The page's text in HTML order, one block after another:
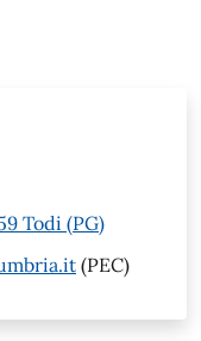
Todi (PG)
(PEC)